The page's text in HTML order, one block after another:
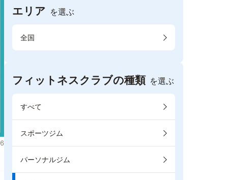
エリア を選ぶ
全国
フィットネスクラブの種類 を選ぶ
すべて
スポーツジム
パーソナルジム